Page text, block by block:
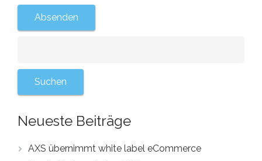
Neueste Beiträge
AXS übernimmt white label eCommerce